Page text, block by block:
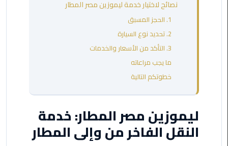
نصائح لاختيار خدمة ليموزين مصر المطار
1. الحجز المسبق
2. تحديد نوع السيارة
3. التأكد من الأسعار والخدمات
ما يجب مراعاته
خطوتكم التالية
ليموزين مصر المطار: خدمة
النقل الفاخر من وإلى المطار